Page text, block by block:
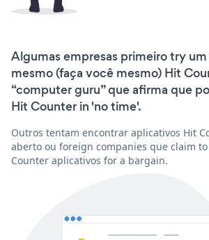
Algumas empresas primeiro try
mesmo (faça você mesmo) Hit
“computer guru” que afirma que
Hit Counter in 'no time'.
Outros tentam encontrar aplicativos Hit
aberto ou foreign companies que claim
Counter aplicativos for a bargain.